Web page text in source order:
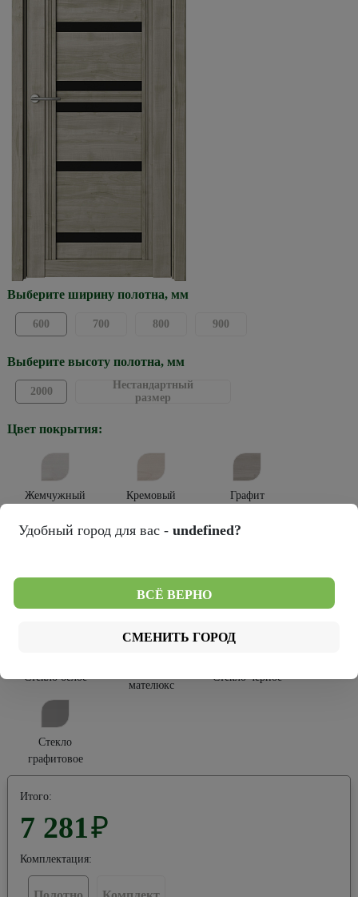
Выберите ширину полотна, мм
600 700 800 900
Выберите высоту полотна, мм
2000
Нестандартный
размер
Цвет покрытия:
Жемчужный Кремовый Графит
Тип остекления:
Стекло белое
мателюкс
Стекло черное
Стекло
графитовое
Итого:
7 281₽
Комплектация:
Удобный город для вас - undefined?
ВСЁ ВЕРНО
СМЕНИТЬ ГОРОД